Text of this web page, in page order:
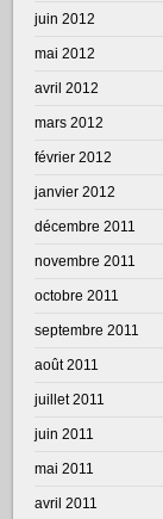
juin 2012
mai 2012
avril 2012
mars 2012
février 2012
janvier 2012
décembre 2011
novembre 2011
octobre 2011
septembre 2011
août 2011
juillet 2011
juin 2011
mai 2011
avril 2011